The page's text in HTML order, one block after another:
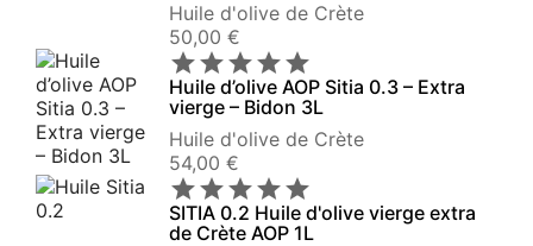
Huile d'olive de Crète
50,00 €

Huile d’olive AOP Sitia 0.3 – Extra
vierge – Bidon 3L
Huile d'olive de Crète
54,00 €

SITIA 0.2 Huile d'olive vierge extra
de Crète AOP 1L